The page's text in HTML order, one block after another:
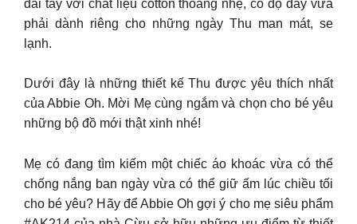
dài tay với chất liệu cotton thoáng nhẹ, có độ dày vừa
phải dành riêng cho những ngày Thu man mát, se
lạnh.
Dưới đây là những thiết kế Thu được yêu thích nhất
của Abbie Oh. Mời Mẹ cùng ngắm và chọn cho bé yêu
những bộ đồ mới thật xinh nhé!
Mẹ có đang tìm kiếm một chiếc áo khoác vừa có thể
chống nắng ban ngày vừa có thể giữ ấm lúc chiều tối
cho bé yêu? Hãy để Abbie Oh gợi ý cho mẹ siêu phẩm